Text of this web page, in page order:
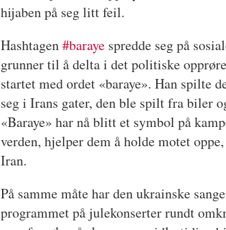
hijaben på seg litt feil.
Hashtagen#baraye spredde seg på
grunner til å delta i det politiske
startet med ordet «baraye». Han spilte
seg i Irans gater, den ble spilt fra biler
«Baraye» har nå blitt et symbol på
verden, hjelper dem å holde motet
Iran.
På samme måte har den ukrainske
programmet på julekonserter rundt